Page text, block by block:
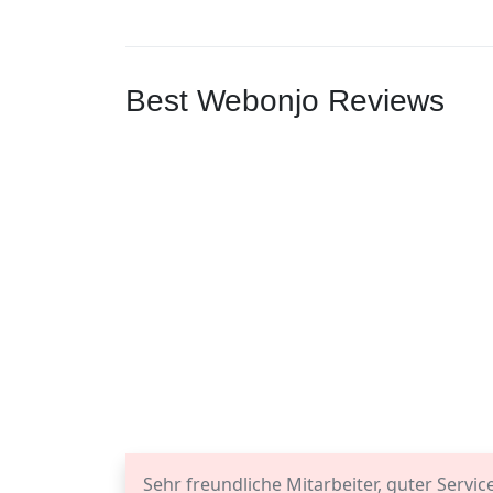
Best Webonjo Reviews
Sehr freundliche Mitarbeiter, guter